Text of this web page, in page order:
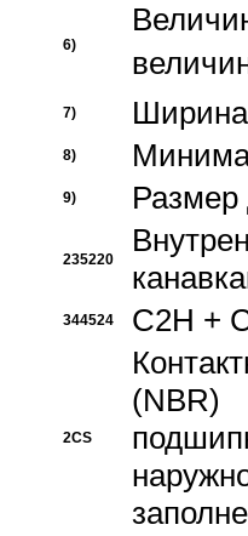
6)
7) Ширина
8)
9) Размер
235220
344524 C2H +
2CS
(NBR)